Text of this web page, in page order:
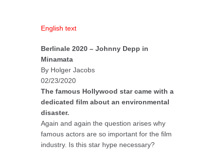
English text
Berlinale 2020 – Johnny Depp in
Minamata
By Holger Jacobs
02/23/2020
The famous Hollywood star came with a
dedicated film about an environmental
disaster.
Again and again the question arises why
famous actors are so important for the film
industry. Is this star hype necessary?